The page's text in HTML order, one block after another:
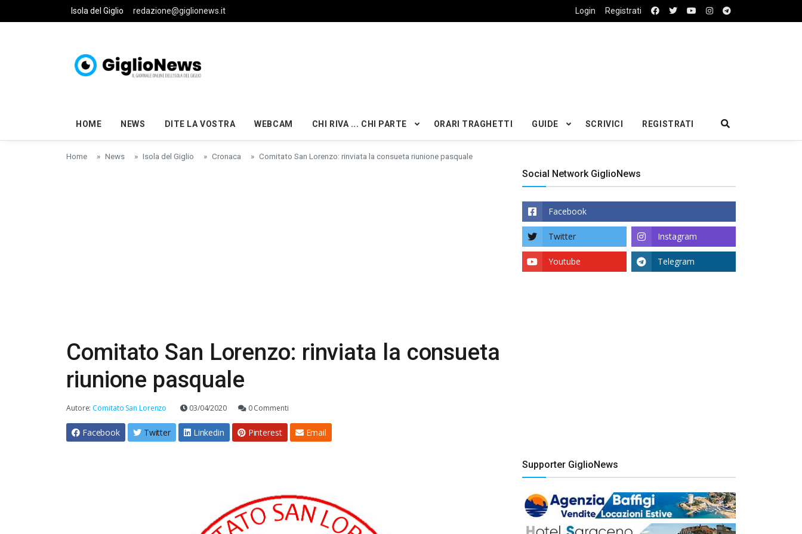
Skip to main content
Isola del Giglio redazione@giglionews.it Login Registrati
HOME NEWS DITE LA VOSTRA WEBCAM CHI RIVA ... CHI PARTE ORARI TRAGHETTI GUIDE SCRIVICI REGISTRATI
Home News Isola del Giglio Cronaca Comitato San Lorenzo: rinviata la consueta riunione pasquale
Comitato San Lorenzo: rinviata la consueta
riunione pasquale
Autore: Comitato San Lorenzo 03/04/2020 0 Commenti
Facebook Twitter Linkedin Pinterest Email
Social Network GiglioNews
Facebook
Twitter Instagram
Youtube Telegram
Supporter GiglioNews